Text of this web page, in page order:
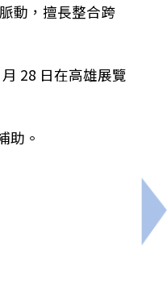
歡迎本校教職員、家
動，擅長整合跨
28 日在高雄展覽
助。